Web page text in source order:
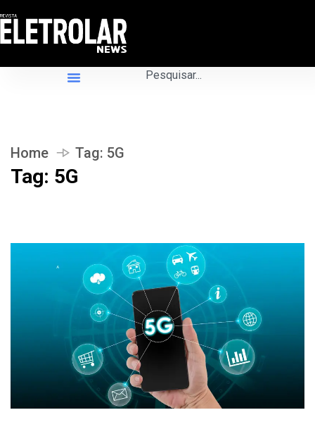
Home Tag: 5G
Tag: 5G